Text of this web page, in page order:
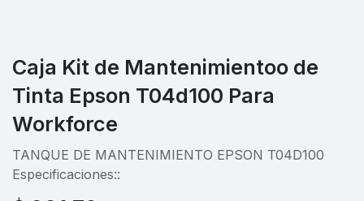
Caja Kit de Mantenimientoo de
Tinta Epson T04d100 Para
Workforce
TANQUE DE MANTENIMIENTO EPSON T04D100
Especificaciones::